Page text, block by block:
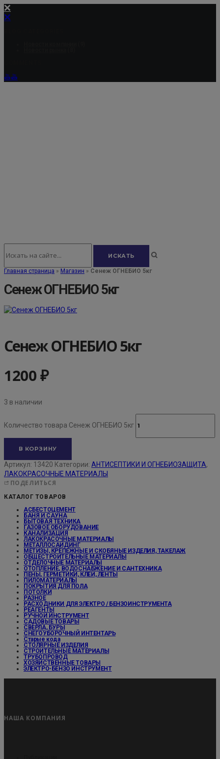
Главная страница » Магазин » Сенеж ОГНЕБИО 5кг
Сенеж ОГНЕБИО 5кг
Сенеж ОГНЕБИО 5кг
1200₽
3 в наличии
Количество товара Сенеж ОГНЕБИО 5кг
В КОРЗИНУ
Артикул: 13420 Категории: АНТИСЕПТИКИ И ОГНЕБИОЗАЩИТА,
ЛАКОКРАСОЧНЫЕ МАТЕРИАЛЫ
ПОДЕЛИТЬСЯ
КАТАЛОГ ТОВАРОВ
АСБЕСТОЦЕМЕНТ
БАНЯ И САУНА
БЫТОВАЯ ТЕХНИКА
ГАЗОВОЕ ОБОРУДОВАНИЕ
КАНАЛИЗАЦИЯ
ЛАКОКРАСОЧНЫЕ МАТЕРИАЛЫ
МЕТАЛЛОСАЙДИНГ
МЕТИЗЫ, КРЕПЕЖНЫЕ И СКОБЯНЫЕ ИЗДЕЛИЯ, ТАКЕЛАЖ
ОБЩЕСТРОИТЕЛЬНЫЕ МАТЕРИАЛЫ
ОТДЕЛОЧНЫЕ МАТЕРИАЛЫ
ОТОПЛЕНИЕ, ВОДОСНАБЖЕНИЕ И САНТЕХНИКА
ПЕНЫ, ГЕРМЕТИКИ, КЛЕИ, ЛЕНТЫ
ПИЛОМАТЕРИАЛЫ
ПОКРЫТИЯ ДЛЯ ПОЛА
ПОТОЛКИ
РАЗНОЕ
РАСХОДНИКИ ДЛЯ ЭЛЕКТРО / БЕНЗОИНСТРУМЕНТА
РЕАГЕНТЫ
РУЧНОЙ ИНСТРУМЕНТ
САДОВЫЕ ТОВАРЫ
СВЕРЛА, БУРЫ
СНЕГОУБОРОЧНЫЙ ИНТЕНТАРЬ
Старые кода
СТОЛЯРНЫЕ ИЗДЕЛИЯ
СТРОИТЕЛЬНЫЕ МАТЕРИАЛЫ
ТРУБОПРОВОД
ХОЗЯЙСТВЕННЫЕ ТОВАРЫ
ЭЛЕКТРО-БЕНЗО ИНСТРУМЕНТ
НАША КОМПАНИЯ